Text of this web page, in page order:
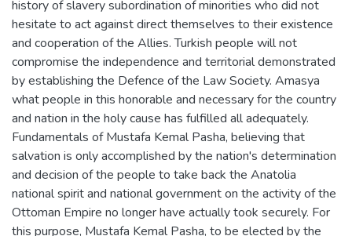
history of slavery subordination of minorities who did not
hesitate to act against direct themselves to their existence
and cooperation of the Allies. Turkish people will not
compromise the independence and territorial demonstrated
by establishing the Defence of the Law Society. Amasya
what people in this honorable and necessary for the country
and nation in the holy cause has fulfilled all adequately.
Fundamentals of Mustafa Kemal Pasha, believing that
salvation is only accomplished by the nation's determination
and decision of the people to take back the Anatolia
national spirit and national government on the activity of the
Ottoman Empire no longer have actually took securely. For
this purpose, Mustafa Kemal Pasha, to be elected by the